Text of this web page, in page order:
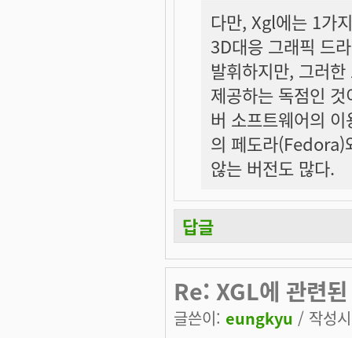
다만, Xgl에는 1가
3D대응 그래픽 드
발휘하지만, 그러
제공하는 독점인
버 소프트웨어의
의 페도라(Fedora)
않는 버전도 많다.
답글
Re: XGL에 관련
글쓴이: eungkyu / 작성